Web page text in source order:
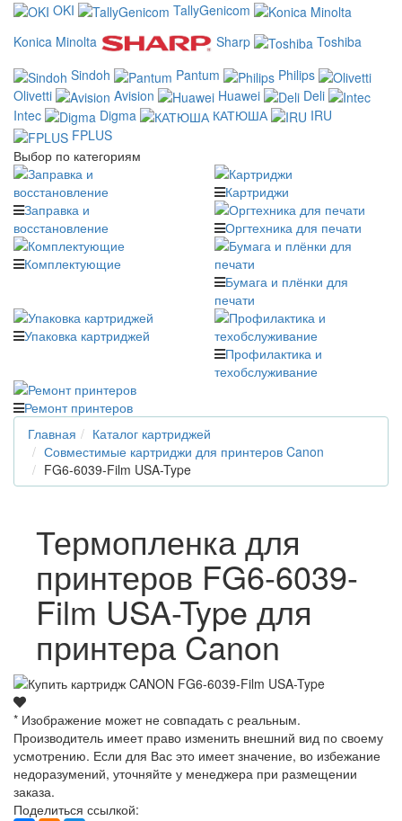
OKI
TallyGenicom
Konica Minolta
Sharp
Toshiba
Sindoh
Pantum
Philips
Olivetti
Avision Huawei
Deli
Intec
Digma КАТЮША
IRU
FPLUS
Выбор по категориям
Заправка и
восстановление
Картриджи
Оргтехника для печати
Комплектующие
Бумага и плёнки для
печати
Упаковка картриджей
Профилактика и
техобслуживание
Ремонт принтеров
Главная
Каталог картриджей
Совместимые картриджи для принтеров Canon
FG6-6039-Film USA-Type
Термопленка для
принтеров FG6-6039-
Film USA-Type для
принтера Canon
* Изображение может не совпадать с реальным.
Производитель имеет право изменить внешний вид по своему
усмотрению. Если для Вас это имеет значение, во избежание
недоразумений, уточняйте у менеджера при размещении
заказа.
Поделиться ссылкой: